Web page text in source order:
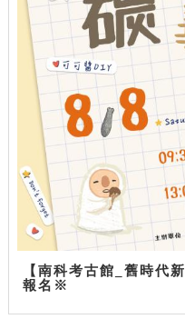
【南科考古館_舊時代
報名※